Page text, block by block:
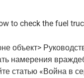
объект>
намерения
статью «Война в